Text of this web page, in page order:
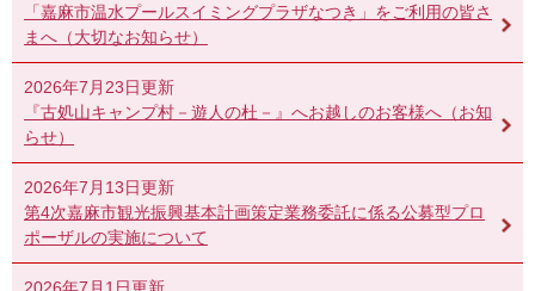
「嘉麻市温水プールスイミングプラザなつき」をご利用の皆さ
まへ（大切なお知らせ）
2026年7月23日更新
『古処山キャンプ村－遊人の杜－』へお越しのお客様へ（お知
らせ）
2026年7月13日更新
第4次嘉麻市観光振興基本計画策定業務委託に係る公募型プロ
ポーザルの実施について